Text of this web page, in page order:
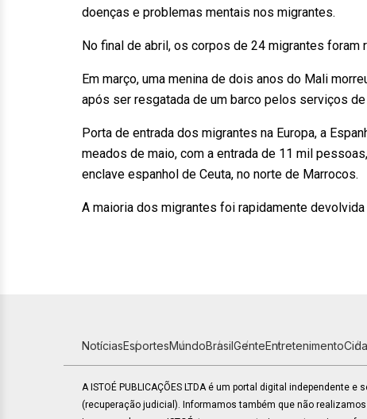
doenças e problemas mentais nos migrantes.
No final de abril, os corpos de 24 migrantes foram
Em março, uma menina de dois anos do Mali
após ser resgatada de um barco pelos serviços
Porta de entrada dos migrantes na Europa, a
meados de maio, com a entrada de 11 mil
enclave espanhol de Ceuta, no norte de Marrocos.
A maioria dos migrantes foi rapidamente
NotíciasEsportesMundoBrasilGenteEntretenimento
A ISTOÉ PUBLICAÇÕES LTDA é um portal digital independente e
(recuperação judicial). Informamos também que não